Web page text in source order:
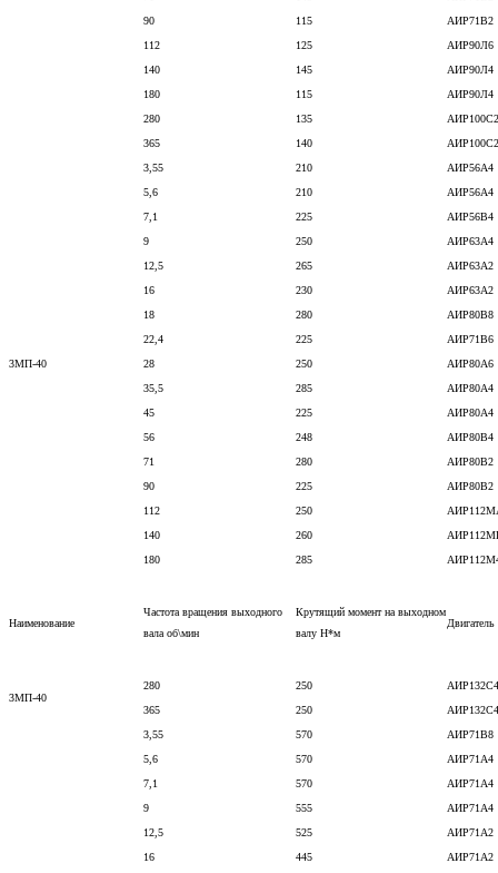
90
115
АИР71В2
112
125
АИР90Л6
140
145
АИР90Л4
180
115
АИР90Л4
280
135
АИР100С2
365
140 АИР100С2
3МП-40
3,55 210
АИР56А4
5,6
210
АИР56А4
7,1
225
АИР56В4
9
250
АИР63А4
12,5
265
АИР63А2
16
230
АИР63А2
18
280
АИР80В8
22,4
225
АИР71В6
28
250
АИР80А6
35,5
285
АИР80А4
45
225
АИР80А4
56
248
АИР80В4
71
280
АИР80В2
90
225
АИР80В2
112
250
140
260
180
285
Наименование
Частота вращения выходного
вала об\мин
Крутящий момент на выходном
валу Н*м
Двигатель
3МП-40
280 250
АИР132С4
365
250 АИР132С4
3,55 570
АИР71В8
5,6
570
АИР71А4
7,1
570
АИР71А4
9
555
АИР71А4
12,5
525
АИР71А2
16
445
АИР71А2